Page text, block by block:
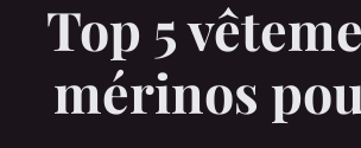
Top 5
mérinos